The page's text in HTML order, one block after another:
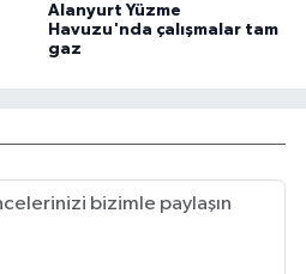
Alanyurt Yüzme
Havuzu'nda çalışmalar tam
gaz